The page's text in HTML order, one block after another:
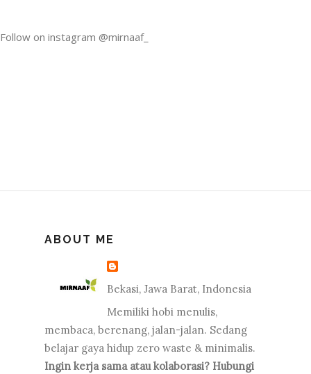
Follow on instagram @mirnaaf_
ABOUT ME
Bekasi, Jawa Barat, Indonesia
Memiliki hobi menulis,
membaca, berenang, jalan-jalan. Sedang
belajar gaya hidup zero waste & minimalis.
Ingin kerja sama atau kolaborasi? Hubungi